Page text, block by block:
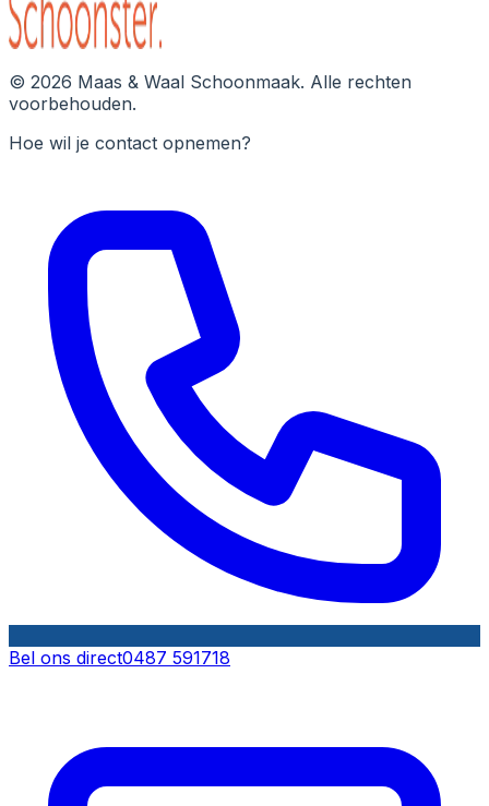
© 2026 Maas & Waal Schoonmaak. Alle rechten
voorbehouden.
Hoe wil je contact opnemen?
Bel ons direct0487 591718